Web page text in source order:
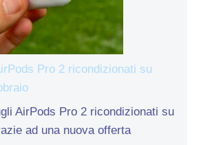
Pro 2 ricondizionati su
AirPods Pro 2 ricondizionati su
ad una nuova offerta